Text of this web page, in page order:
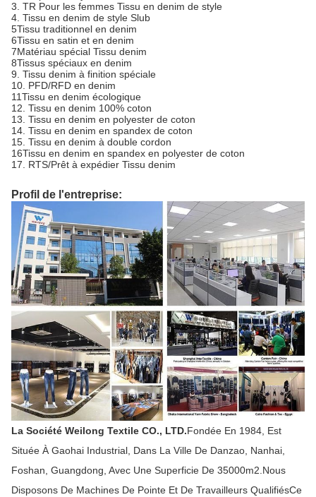
3. TR Pour les femmes Tissu en denim de style
4. Tissu en denim de style Slub
5Tissu traditionnel en denim
6Tissu en satin et en denim
7Matériau spécial Tissu denim
8Tissus spéciaux en denim
9. Tissu denim à finition spéciale
10. PFD/RFD en denim
11Tissu en denim écologique
12. Tissu en denim 100% coton
13. Tissu en denim en polyester de coton
14. Tissu en denim en spandex de coton
15. Tissu en denim à double cordon
16Tissu en denim en spandex en polyester de coton
17. RTS/Prêt à expédier Tissu denim
Profil de l'entreprise:
La Société Weilong Textile CO., LTD.Fondée En 1984, Est
Située À Gaohai Industrial, Dans La Ville De Danzao, Nanhai,
Foshan, Guangdong, Avec Une Superficie De 35000m2.Nous
Disposons De Machines De Pointe Et De Travailleurs QualifiésCe